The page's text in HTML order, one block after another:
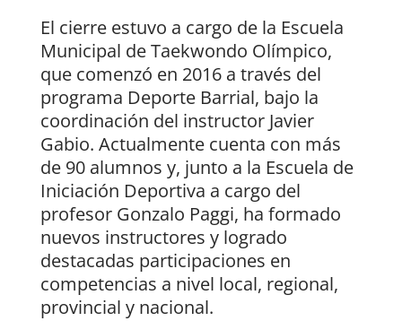
El cierre estuvo a cargo de la Escuela
Municipal de Taekwondo Olímpico,
que comenzó en 2016 a través del
programa Deporte Barrial, bajo la
coordinación del instructor Javier
Gabio. Actualmente cuenta con más
de 90 alumnos y, junto a la Escuela de
Iniciación Deportiva a cargo del
profesor Gonzalo Paggi, ha formado
nuevos instructores y logrado
destacadas participaciones en
competencias a nivel local, regional,
provincial y nacional.